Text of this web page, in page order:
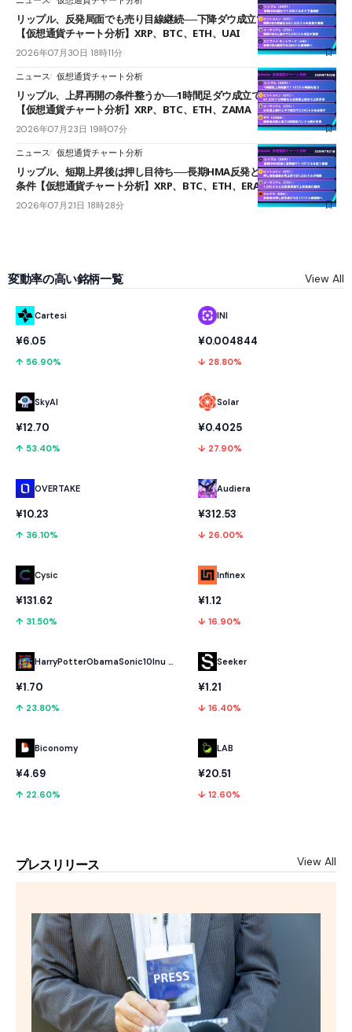
リップル、反発局面でも売り目線継続──下降ダウ成立で下値追う展開
【仮想通貨チャート分析】XRP、BTC、ETH、UAI
2026年07月30日 18時11分
ニュース 仮想通貨チャート分析
リップル、上昇再開の条件整うか──1時間足ダウ成立で1.185ドルを狙う
【仮想通貨チャート分析】XRP、BTC、ETH、ZAMA
2026年07月23日 19時07分
ニュース 仮想通貨チャート分析
リップル、短期上昇後は押し目待ち──長期HMA反発と雲上抜けが買い
条件【仮想通貨チャート分析】XRP、BTC、ETH、ERA
2026年07月21日 18時28分
変動率の高い銘柄一覧 View All
Cartesi
¥6.05
↑ 56.90%
SkyAI
¥12.70
↑ 53.40%
OVERTAKE
¥10.23
↑ 36.10%
Cysic
¥131.62
↑ 31.50%
HarryPotterObamaSonic10Inu (ETH)
¥1.70
↑ 23.80%
Biconomy
¥4.69
↑ 22.60%
INI
¥0.004844
↓ 28.80%
Solar
¥0.4025
↓ 27.90%
Audiera
¥312.53
↓ 26.00%
Infinex
¥1.12
↓ 16.90%
Seeker
¥1.21
↓ 16.40%
LAB
¥20.51
↓ 12.60%
プレスリリース View All